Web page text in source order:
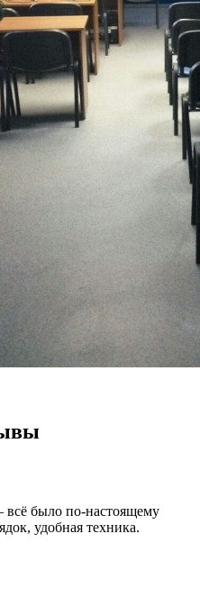
было по-настоящему
удобная техника.